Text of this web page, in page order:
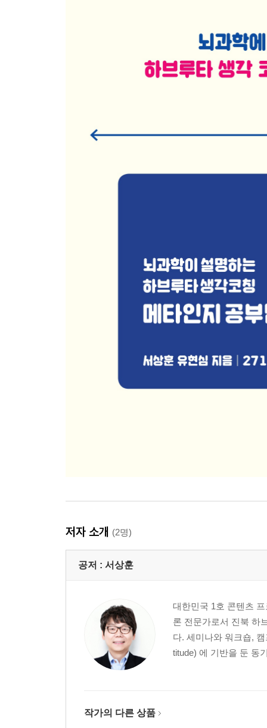
저자 소개 (2명)
공저 : 서상훈
대한민국 1호 콘텐츠
론 전문가로서 진북 하
다. 세미나와 워크숍,
titude) 에 기반을 둔 동
작가의 다른 상품